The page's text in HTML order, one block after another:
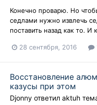
Конечно проварю. Но
седлами нужно извлечь
поставить назад как то. И
28 сентября, 2016
Восстановление
казусы при этом
Djonny ответил aktuh